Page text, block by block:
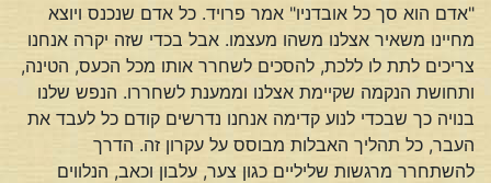
"אדם הוא סך כל אובדניו" אמר פרויד. כל אדם שנכנס ויוצא
מחיינו משאיר אצלנו משהו מעצמו. אבל בכדי שזה יקרה אנחנו
צריכים לתת לו ללכת, להסכים לשחרר אותו מכל הכעס, הטינה,
ותחושת הנקמה שקיימת אצלנו וממענת לשחררו. הנפש שלנו
בנויה כך שבכדי לנוע קדימה אנחנו נדרשים קודם כל לעבד את
העבר, כל תהליך האבלות מבוסס על עקרון זה. הדרך
להשתחרר מרגשות שליליים כגון צער, עלבון וכאב, הנלווים